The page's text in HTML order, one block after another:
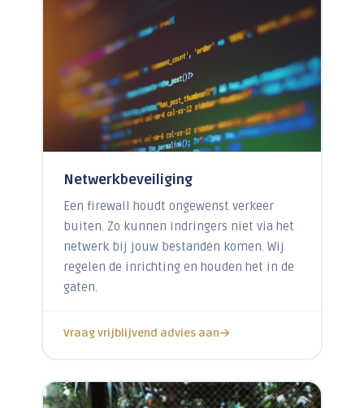
Netwerkbeveiliging
Een firewall houdt ongewenst verkeer
buiten. Zo kunnen indringers niet via het
netwerk bij jouw bestanden komen. Wij
regelen de inrichting en houden het in de
gaten.
Vraag vrijblijvend advies aan